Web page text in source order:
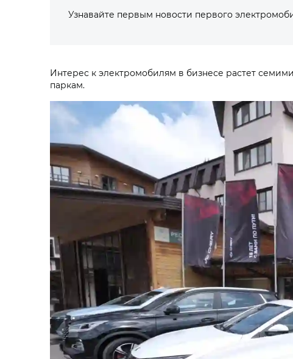
Узнавайте первым новости первого
Интерес к электромобилям в бизнесе растет
паркам.